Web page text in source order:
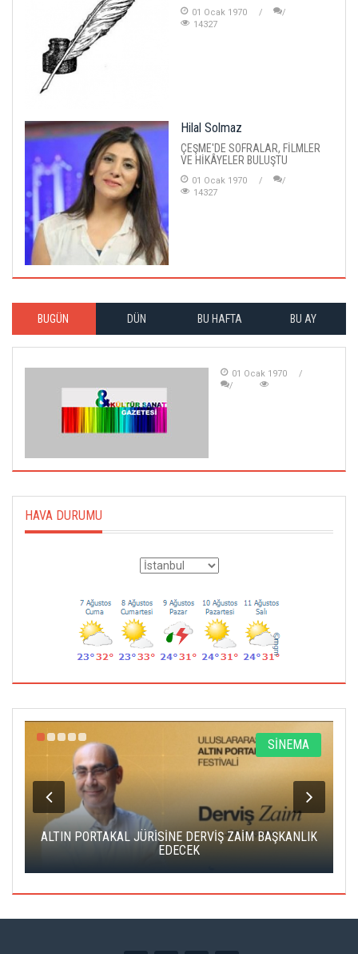
01 Ocak 1970
14327
Hilal Solmaz
ÇEŞME'DE SOFRALAR, FİLMLER
VE HİKÂYELER BULUŞTU
01 Ocak 1970
14327
BUGÜN DÜN BU HAFTA BU AY
01 Ocak 1970
HAVA DURUMU
SİNEMA
ALTIN PORTAKAL JÜRİSİNE DERVİŞ ZAİM BAŞKANLIK
EDECEK